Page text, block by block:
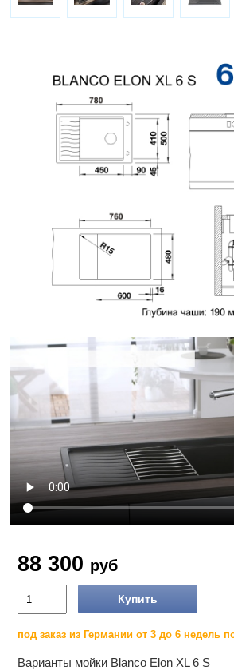
88 300 руб
Купить
под заказ из Германии от 3 до 6 недель
Варианты мойки Blanco Elon XL 6 S